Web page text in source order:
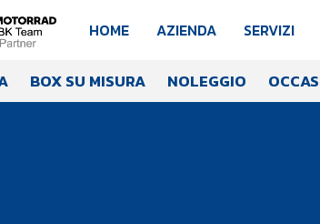
HOME AZIENDA SERVIZI
BOX SU MISURA NOLEGGIO